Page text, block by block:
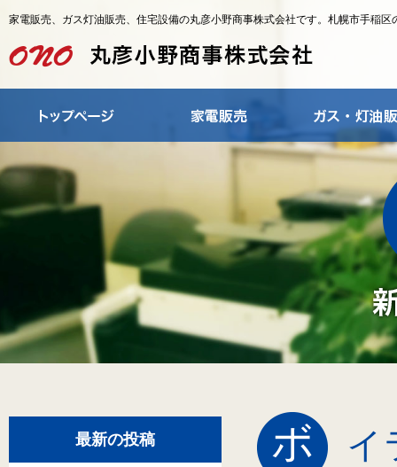
家電販売、ガス灯油販売、住宅設備の丸彦小野商事株式会社です。札幌市手稲区
ボ イ
最新の投稿